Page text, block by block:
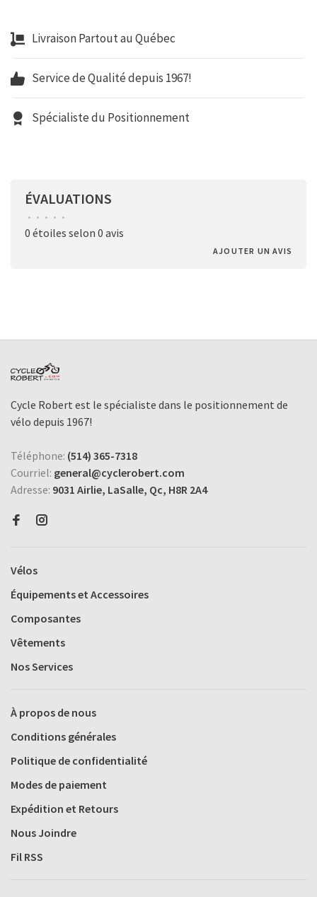
Livraison Partout au Québec
Service de Qualité depuis 1967!
Spécialiste du Positionnement
ÉVALUATIONS
• • • • •
0 étoiles selon 0 avis
AJOUTER UN AVIS
Cycle Robert est le spécialiste dans le positionnement de
vélo depuis 1967!
Téléphone: (514) 365-7318
Courriel: general@cyclerobert.com
Adresse: 9031 Airlie, LaSalle, Qc, H8R 2A4
Vélos
Équipements et Accessoires
Composantes
Vêtements
Nos Services
À propos de nous
Conditions générales
Politique de confidentialité
Modes de paiement
Expédition et Retours
Nous Joindre
Fil RSS